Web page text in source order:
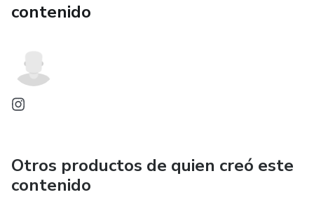
contenido
Otros productos de quien creó este
contenido